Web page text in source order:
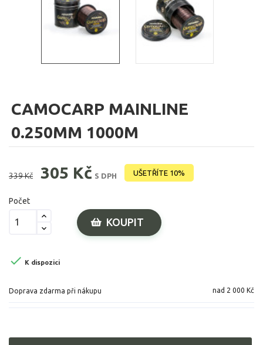
CAMOCARP MAINLINE
0.250MM 1000M
339 Kč 305 Kč S DPH UŠETŘÍTE 10%
Počet
KOUPIT
 K dispozici
Doprava zdarma při nákupu nad 2 000 Kč